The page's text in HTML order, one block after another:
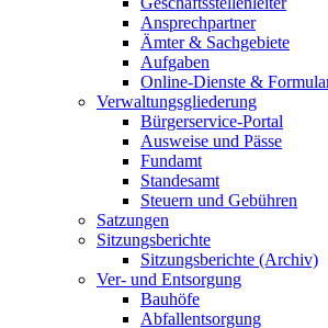
Ansprechpartner
Ämter & Sachgebiete
Aufgaben
Online-Dienste &
Verwaltungsgliederung
Bürgerservice-Portal
Ausweise und Pässe
Fundamt
Standesamt
Steuern und Gebühren
Satzungen
Sitzungsberichte
Sitzungsberichte (Archiv)
Ver- und Entsorgung
Bauhöfe
Abfallentsorgung